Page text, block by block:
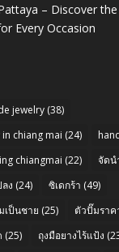
– Discover
Every Occasion
jewelry(38)
chiang mai (24)
chiangmai (22) จัดน
ง (24) ซิเดกร้า (49)
เป็นชาย (25) ตัวปั๊มราค
(25) ถุงมือยางไร้แป้ง